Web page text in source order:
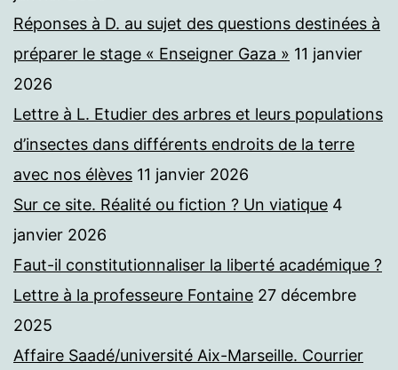
Réponses à D. au sujet des questions destinées à
préparer le stage « Enseigner Gaza » 11 janvier
2026
Lettre à L. Etudier des arbres et leurs populations
d’insectes dans différents endroits de la terre
avec nos élèves 11 janvier 2026
Sur ce site. Réalité ou fiction ? Un viatique 4
janvier 2026
Faut-il constitutionnaliser la liberté académique ?
Lettre à la professeure Fontaine 27 décembre
2025
Affaire Saadé/université Aix-Marseille. Courrier